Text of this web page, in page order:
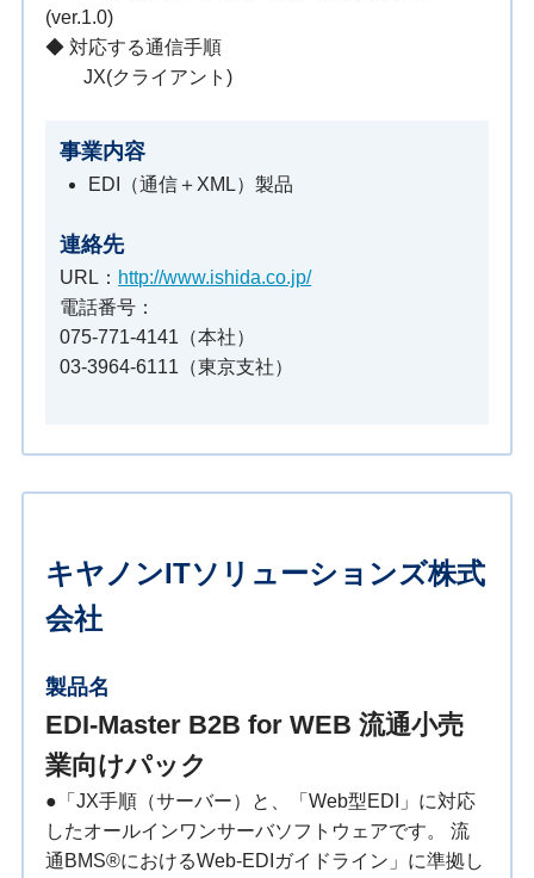
(ver.1.0)
◆ 対応する通信手順
JX(クライアント)
事業内容
EDI（通信＋XML）製品
連絡先
URL： http://www.ishida.co.jp/
電話番号：
075-771-4141（本社）
03-3964-6111（東京支社）
キヤノンITソリューションズ株式
会社
製品名
EDI-Master B2B for WEB 流通小売
業向けパック
●「JX手順（サーバー）と、「Web型EDI」に対応
したオールインワンサーバソフトウェアです。 流
通BMS®におけるWeb-EDIガイドライン」に準拠し